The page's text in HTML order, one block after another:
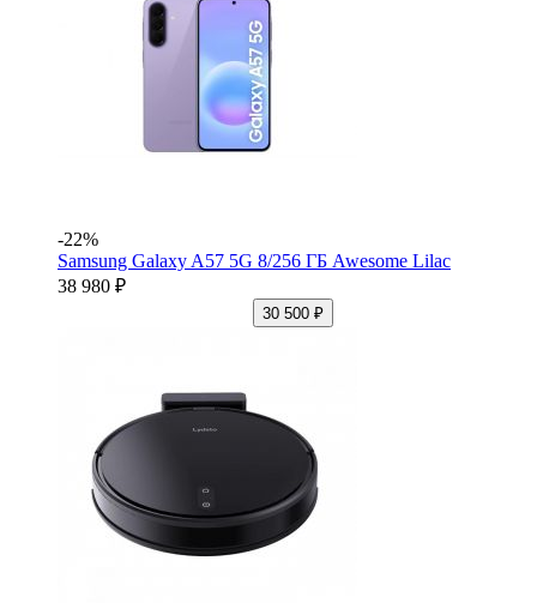
-22%
Samsung Galaxy A57 5G 8/256 ГБ Awesome Lilac
38 980 ₽
30 500 ₽